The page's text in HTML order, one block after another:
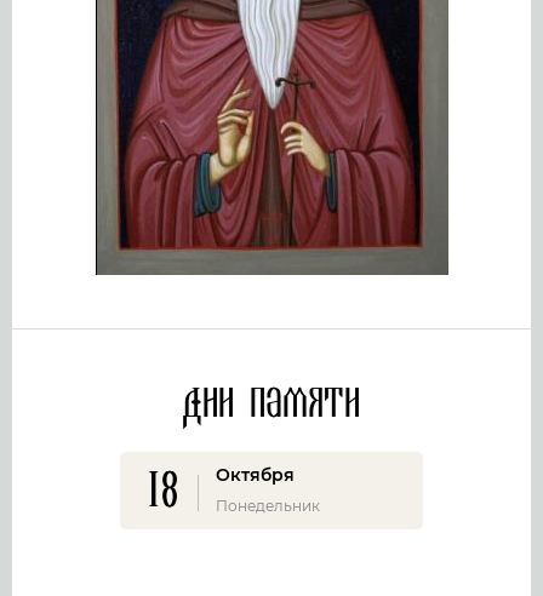
Дни памяти
18 Октября
Понедельник